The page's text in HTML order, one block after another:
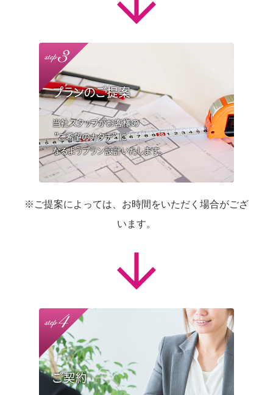
※ご提案によっては、お時間をいただく場合がござ
います。